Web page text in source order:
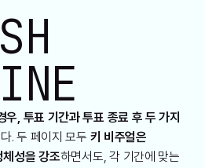
우, 투표 기간과 투표 종료 후 두 가지
. 두 페이지 모두 키 비주얼은
성을 강조하면서도, 각 기간에 맞는